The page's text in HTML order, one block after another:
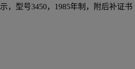
，型号3450，1985年制，附后补证书